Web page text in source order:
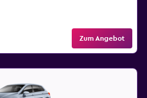
Zum Angebot